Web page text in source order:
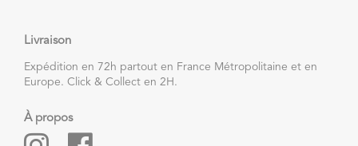
Livraison
Expédition en 72h partout en France Métropolitaine et en
Europe. Click & Collect en 2H.
À propos